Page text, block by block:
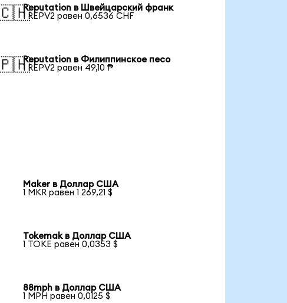
Reputation в Швейцарский франк
1 REPV2 равен 0,6536 CHF
Reputation в Филиппинское песо
1 REPV2 равен 49,10 ₱
Maker в Доллар США
1 MKR равен 1 269,21 $
Tokemak в Доллар США
1 TOKE равен 0,0353 $
88mph в Доллар США
1 MPH равен 0,0125 $